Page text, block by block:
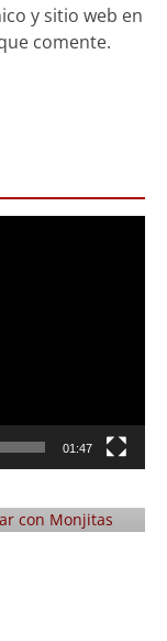
y sitio web en
comente.
01:47
del Mar